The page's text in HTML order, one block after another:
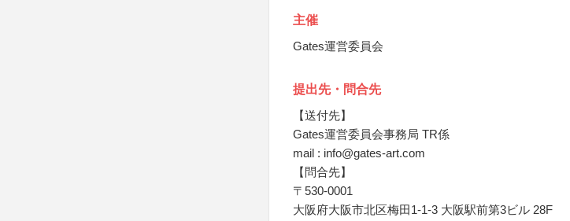
主催
Gates運営委員会
提出先・問合先
【送付先】
Gates運営委員会事務局 TR係
mail : info@gates-art.com
【問合先】
〒530-0001
大阪府大阪市北区梅田1-1-3 大阪駅前第3ビル 28F